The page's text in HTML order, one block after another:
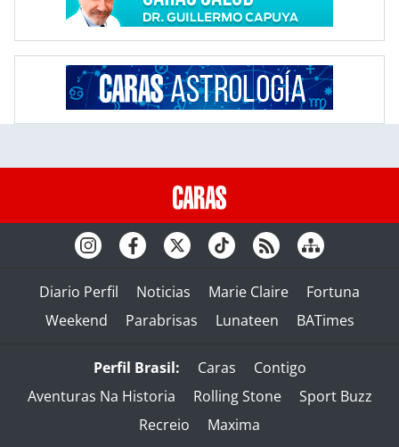
Diario Perfil Noticias Marie Claire
Fortuna
Weekend
Parabrisas Lunateen BATimes
Perfil Brasil: Caras
Contigo
Aventuras Na Historia
Rolling Stone
Sport Buzz
Recreio
Maxima